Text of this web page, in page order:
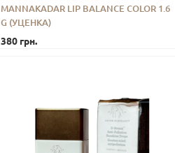
MANNAKADAR LIP BALANCE COLOR 1.6
G (УЦЕНКА)
380 грн.
-